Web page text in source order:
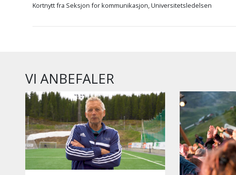
Kortnytt fra Seksjon for kommunikasjon, Universitetsledelsen
VI ANBEFALER